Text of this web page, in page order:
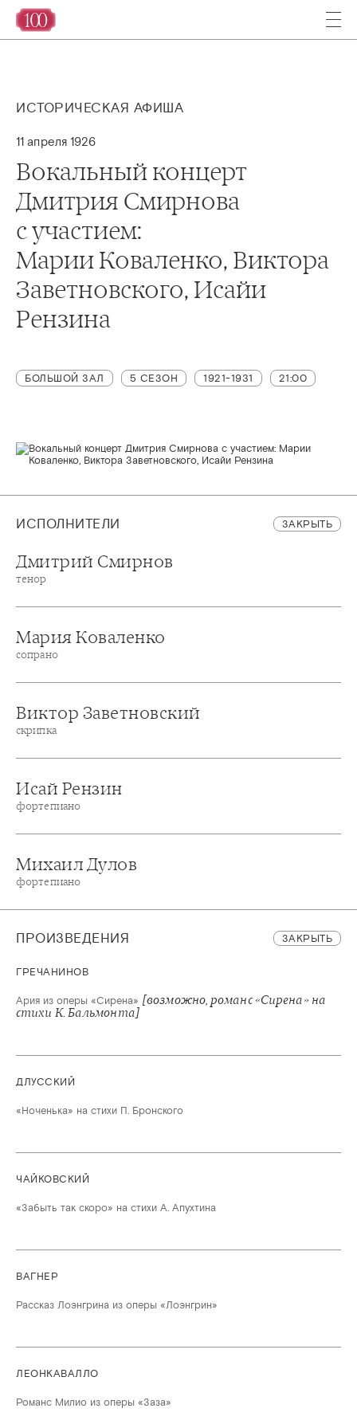
ИСТОРИЧЕСКАЯ АФИША
11 апреля 1926
Вокальный концерт
Дмитрия Смирнова
с участием:
Марии Коваленко, Виктора
Заветновского, Исайи
Рензина
БОЛЬШОЙ ЗАЛ 5 СЕЗОН 1921-1931 21:00
ИСПОЛНИТЕЛИ ЗАКРЫТЬ
Дмитрий Смирнов
тенор
Мария Коваленко
сопрано
Виктор Заветновский
скрипка
Исай Рензин
фортепиано
Михаил Дулов
фортепиано
ПРОИЗВЕДЕНИЯ ЗАКРЫТЬ
ГРЕЧАНИНОВ
Ария из оперы «Сирена» [возможно, романс «Сирена» на
стихи К. Бальмонта]
ДЛУССКИЙ
«Ноченька» на стихи П. Бронского
ЧАЙКОВСКИЙ
«Забыть так скоро» на стихи А. Апухтина
ВАГНЕР
Рассказ Лоэнгрина из оперы «Лоэнгрин»
ЛЕОНКАВАЛЛО
Романс Милио из оперы «Заза»